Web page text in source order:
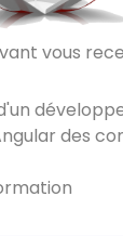
vous
des